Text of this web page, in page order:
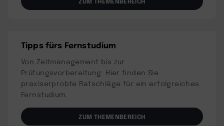
Tipps fürs Fernstudium
Von Zeitmanagement bis zur
Prüfungsvorbereitung: Hier finden Sie
praxiserprobte Ratschläge für ein erfolgreiches
Fernstudium.
ZUM THEMENBEREICH